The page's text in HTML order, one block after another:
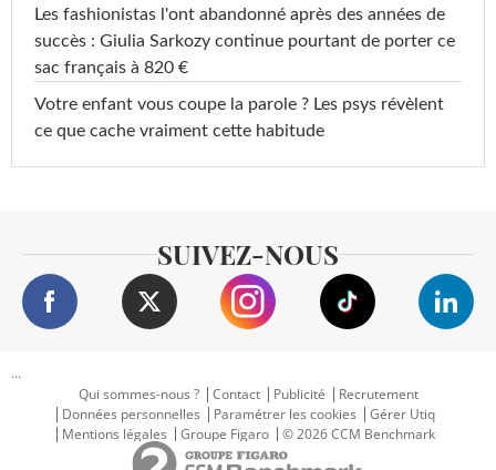
Les fashionistas l'ont abandonné après des années de
succès : Giulia Sarkozy continue pourtant de porter ce
sac français à 820 €
Votre enfant vous coupe la parole ? Les psys révèlent
ce que cache vraiment cette habitude
SUIVEZ-NOUS
...
Qui sommes-nous ?
Contact Publicité
Recrutement
Données personnelles
Paramétrer les cookies
Gérer Utiq
Mentions légales
Groupe Figaro © 2026 CCM Benchmark